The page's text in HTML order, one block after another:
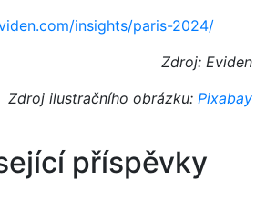
insights/paris-2024/
Zdroj: Eviden
Zdroj ilustračního obrázku: Pixabay
příspěvky